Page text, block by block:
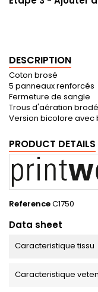
DESCRIPTION
Coton brosé
5 panneaux renforcés
Fermeture de sangle
Trous d'aération
Version bicolore avec
PRODUCT DETAILS
ReferenceC1750
Data sheet
Caracteristique tissu
Caracteristique